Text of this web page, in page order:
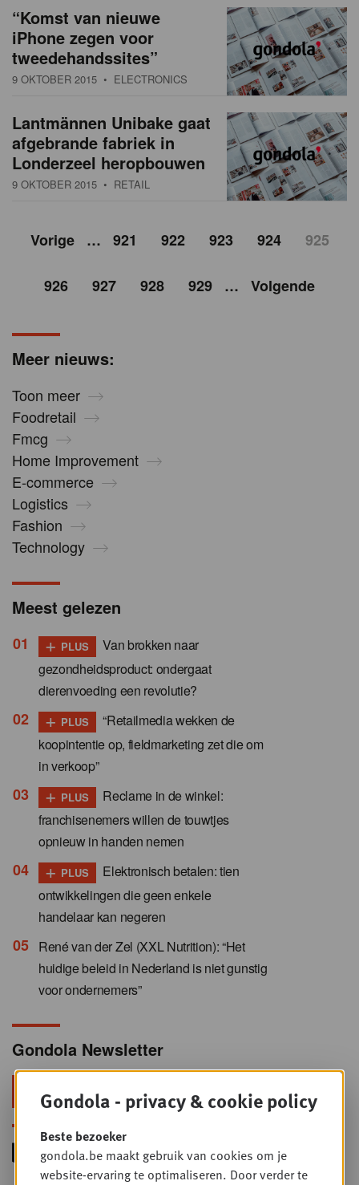
Meer nieuws:
Toon meer
Foodretail
Fmcg
Home Improvement
E-commerce
Logistics
Fashion
Technology
“Komst van nieuwe
iPhone zegen voor
tweedehandssites”
9 OKTOBER 2015 • ELECTRONICS
Lantmännen Unibake gaat
afgebrande fabriek in
Londerzeel heropbouwen
9 OKTOBER 2015 • RETAIL
Vorige … 921 922 923 924 925
926 927 928 929 … Volgende
Meest gelezen
+ PLUS
Van brokken naar
gezondheidsproduct: ondergaat
dierenvoeding een revolutie?
+ PLUS
“Retailmedia wekken de
koopintentie op, fieldmarketing zet die om
in verkoop”
+ PLUS
Reclame in de winkel:
franchisenemers willen de touwtjes
opnieuw in handen nemen
+ PLUS
Elektronisch betalen: tien
ontwikkelingen die geen enkele
handelaar kan negeren
René van der Zel (XXL Nutrition): “Het
huidige beleid in Nederland is niet gunstig
voor ondernemers”
Gondola Newsletter
Blijf voorop in retail & foodservice!
Gondola - privacy & cookie policy
Beste bezoeker
gondola.be maakt gebruik van cookies om je
website-ervaring te optimaliseren. Door verder te